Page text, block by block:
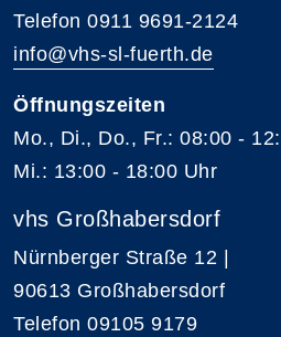
Telefon 0911 9691-2124
info@vhs-sl-fuerth.de
Öffnungszeiten
Mo., Di., Do., Fr.: 08:00 -
Mi.: 13:00 - 18:00 Uhr
vhs Großhabersdorf
Nürnberger Straße 12 |
90613 Großhabersdorf
Telefon 09105 9179